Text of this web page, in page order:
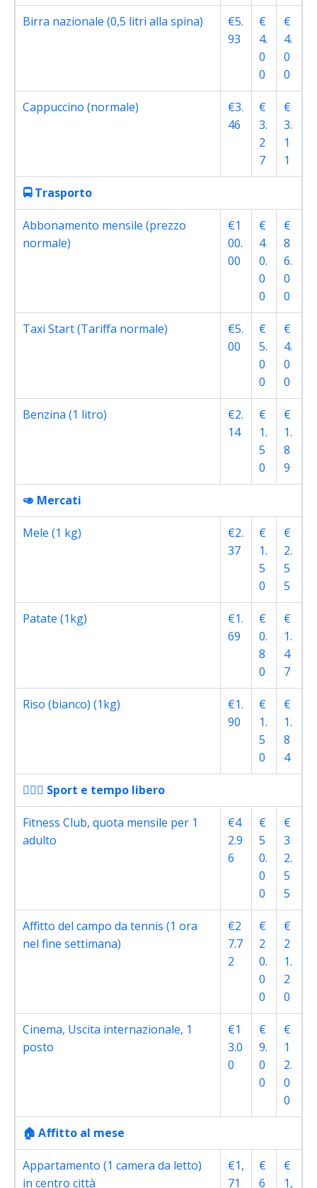
Birra nazionale (0,5 litri alla spina)
€5.
93
€
4.
0
0
€
4.
0
0
Cappuccino (normale)
€3.
46
€
3.
2
7
€
3.
1
1
🚍 Trasporto
Abbonamento mensile (prezzo
normale)
€1
00.
00
€
4
0.
0
0
€
8
6.
0
0
Taxi Start (Tariffa normale)
€5.
00
€
5.
0
0
€
4.
0
0
Benzina (1 litro)
€2.
14
€
1.
5
0
€
1.
8
9
🥑 Mercati
Mele (1 kg)
€2.
37
€
1.
5
0
€
2.
5
5
Patate (1kg)
€1.
69
€
0.
8
0
€
1.
4
7
Riso (bianco) (1kg)
€1.
90
€
1.
5
0
€
1.
8
4
🏋🏽‍♀️ Sport e tempo libero
Fitness Club, quota mensile per 1
adulto
€4
2.9
6
€
5
0.
0
0
€
3
2.
5
5
Affitto del campo da tennis (1 ora
nel fine settimana)
€2
7.7
2
€
2
0.
0
0
€
2
1.
2
0
Cinema, Uscita internazionale, 1
posto
€1
3.0
0
€
9.
0
0
€
1
2.
0
0
🏠 Affitto al mese
Appartamento (1 camera da letto)
in centro città
€1,
71
€
6
€
1,